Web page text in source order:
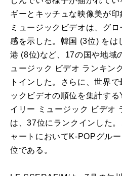
ギーとキッチュな映像美が印
ミュージックビデオは、グロ
感を示した。韓国 (3位) をは
港 (8位)など、17の国や地域
ュージック ビデオ ランキン
ト インした。さらに、世界で
ックビデオの順位を集計す
イリー ミュージック ビデオ
は、37位にランクインした。
ャート においてK‑POPグル
位である。